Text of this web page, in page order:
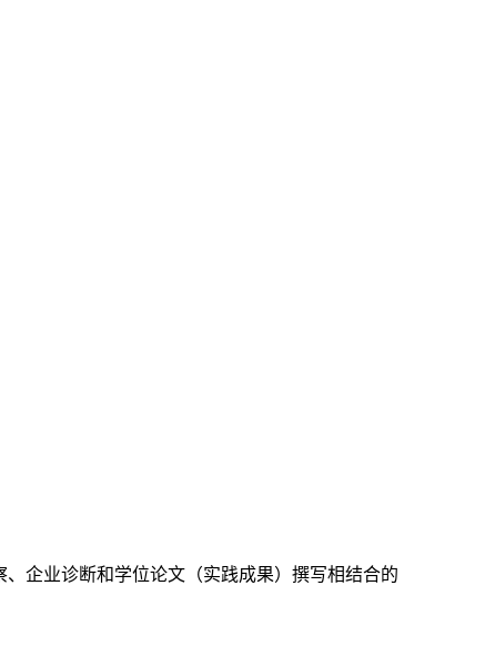
企业诊断和学位论文（实践成果）撰写相结合的